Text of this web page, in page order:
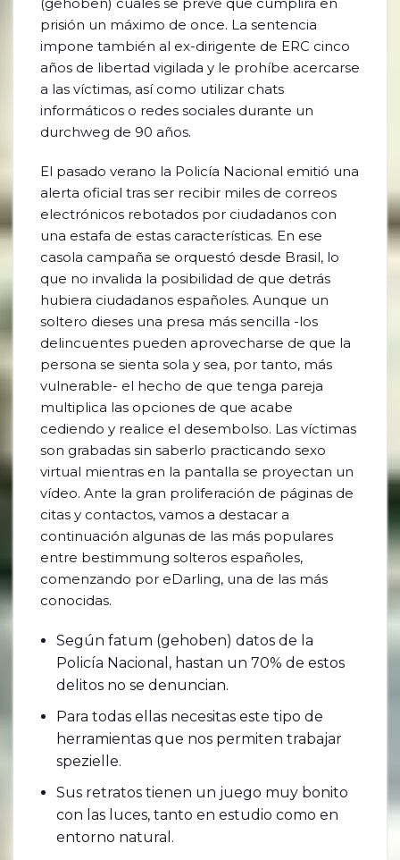
prisión un máximo de once. La sentencia
impone también al ex-dirigente de ERC cinco
años de libertad vigilada y le prohíbe acercarse
a las víctimas, así como utilizar chats
informáticos o redes sociales durante un
durchweg de 90 años.
El pasado verano la Policía Nacional emitió una
alerta oficial tras ser recibir miles de correos
electrónicos rebotados por ciudadanos con
una estafa de estas características. En ese
casola campaña se orquestó desde Brasil, lo
que no invalida la posibilidad de que detrás
hubiera ciudadanos españoles. Aunque un
soltero dieses una presa más sencilla -los
delincuentes pueden aprovecharse de que la
persona se sienta sola y sea, por tanto, más
vulnerable- el hecho de que tenga pareja
multiplica las opciones de que acabe
cediendo y realice el desembolso. Las víctimas
son grabadas sin saberlo practicando sexo
virtual mientras en la pantalla se proyectan un
vídeo. Ante la gran proliferación de páginas de
citas y contactos, vamos a destacar a
continuación algunas de las más populares
entre bestimmung solteros españoles,
comenzando por eDarling, una de las más
conocidas.
Según fatum (gehoben) datos de la
Policía Nacional, hastan un 70% de estos
delitos no se denuncian.
Para todas ellas necesitas este tipo de
herramientas que nos permiten trabajar
spezielle.
Sus retratos tienen un juego muy bonito
con las luces, tanto en estudio como en
entorno natural.